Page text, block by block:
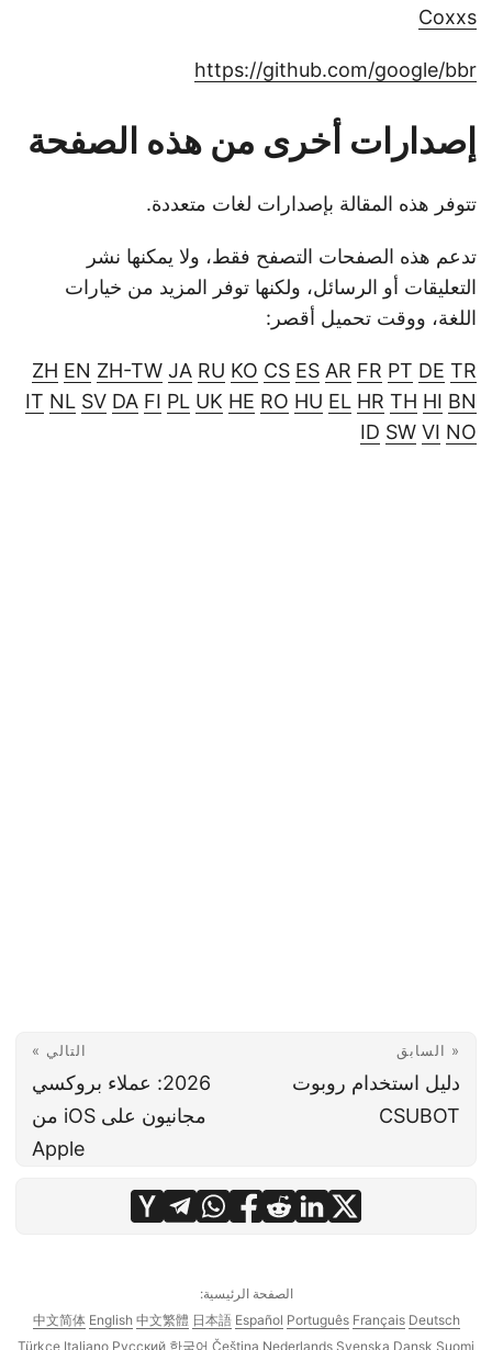
Coxxs
https://github.com/google/bbr
إصدارات أخرى من هذه الصفحة
تتوفر هذه المقالة بإصدارات لغات متعددة.
تدعم هذه الصفحات التصفح فقط، ولا يمكنها نشر
التعليقات أو الرسائل، ولكنها توفر المزيد من خيارات
اللغة، ووقت تحميل أقصر:
ZH EN ZH-TW JA RU KO CS ES AR FR PT DE TR
IT NL SV DA FI PL UK HE RO HU EL HR TH HI BN
ID SW VI NO
« السابق
دليل استخدام روبوت
CSUBOT
التالي »
2026: عملاء بروكسي
مجانيون على iOS من
Apple
الصفحة الرئيسية:
中文简体 English 中文繁體 日本語 Español Português Français Deutsch
Türkçe Italiano Русский 한국어 Čeština Nederlands Svenska Dansk Suomi